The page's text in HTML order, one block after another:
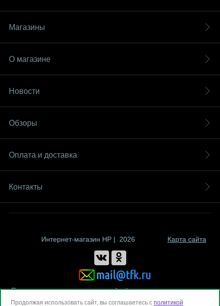
Магазины
О магазине
Новости
Обзоры
Оплата и доставка
Контакты
Интернет-магазин HP | 2026 Карта сайта
Политика компании в отношении обработки персональных данных
Продолжая использовать сайт, вы соглашаетесь с политикой